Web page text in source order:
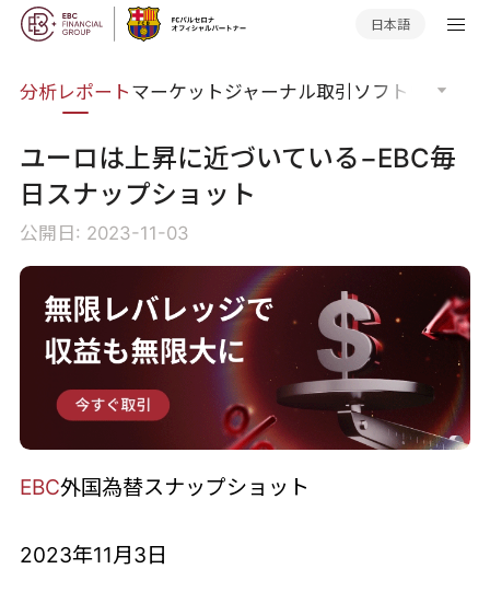
日本語
分析レポート マーケットジャーナル取引ソフトウェア
ユーロは上昇に近づいている−EBC毎
日スナップショット
公開日: 2023-11-03
EBC外国為替スナップショット
2023年11月3日